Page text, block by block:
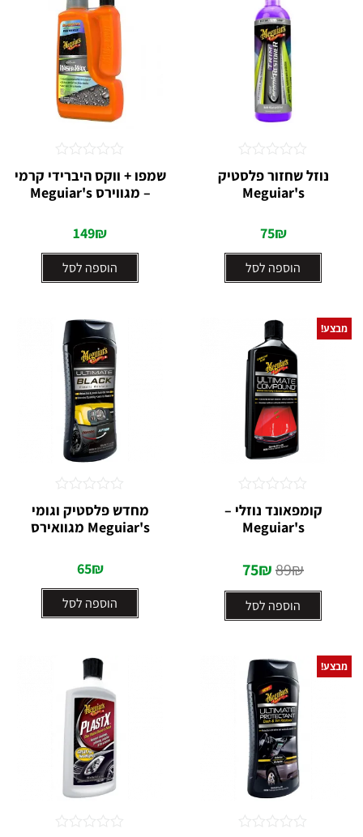
נוזל שחזור פלסטיק
Meguiar's
75₪
הוספה לסל
0
שמפו + ווקס היברידי קרמי
– מגווירס Meguiar's
149₪
הוספה לסל
0
מתוך
מבצע!
קומפאונד נוזלי –
Meguiar's
89₪
75₪
הוספה לסל
דורג
0
מחדש פלסטיק וגומי
Meguiar's מגוואירס
65₪
הוספה לסל
0
מתוך
מבצע!